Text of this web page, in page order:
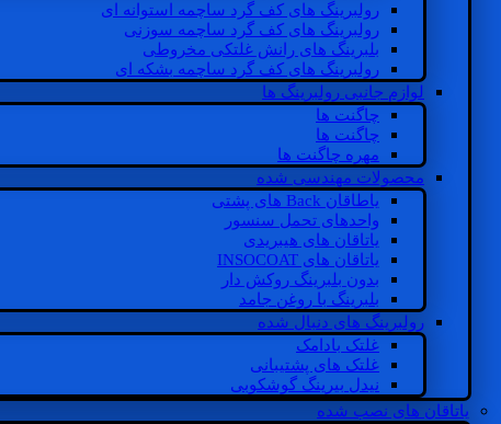
رولبرینگ های کف گرد ساچمه استوانه ای
رولبرینگ های کف گرد ساچمه سوزنی
بلبرینگ های رانش غلتکی مخروطی
رولبرینگ های کف گرد ساچمه بشکه ای
لوازم جانبی رولبرینگ ها
چاگنت ها
چاگنت ها
مهره چاگنت ها
محصولات مهندسی شده
یاطاقان Back های پشتی
واحدهای تحمل سنسور
یاتاقان های هیبریدی
یاتاقان های INSOCOAT
بدون بلبرینگ روکش دار
بلبرینگ با روغن جامد
رولبرینگ های دنبال شده
غلتک بادامک
غلتک های پشتیبانی
نیدل بیرینگ گوشکوبی
یاتاقان های نصب شده